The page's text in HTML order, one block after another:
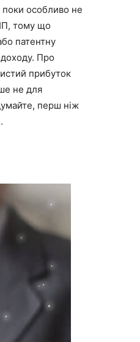
поки особливо не
тому що
патентну
Про
прибуток
не для
перш ніж